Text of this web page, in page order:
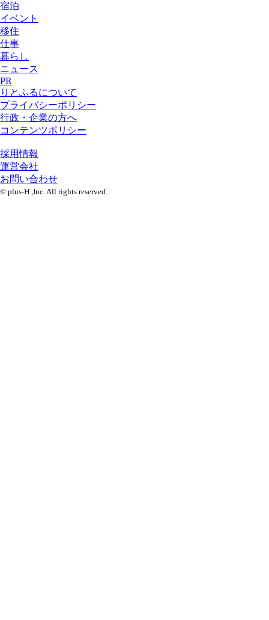
宿泊
イベント
移住
仕事
暮らし
ニュース
PR
りとふるについて
プライバシーポリシー
行政・企業の方へ
コンテンツポリシー
採用情報
運営会社
お問い合わせ
© plus-H ,Inc. All rights reserved.